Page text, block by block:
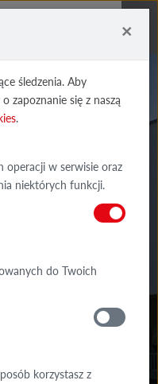
×
śledzenia. Aby
zapoznanie się z naszą
.
operacji w serwisie oraz
niektórych funkcji.
do Twoich
korzystasz z